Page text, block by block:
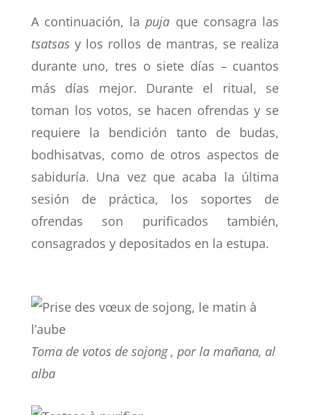
A continuación, la puja que consagra las
tsatsas y los rollos de mantras, se realiza
durante uno, tres o siete días – cuantos
más días mejor. Durante el ritual, se
toman los votos, se hacen ofrendas y se
requiere la bendición tanto de budas,
bodhisatvas, como de otros aspectos de
sabiduría. Una vez que acaba la última
sesión de práctica, los soportes de
ofrendas son purificados también,
consagrados y depositados en la estupa.
Toma de votos de sojong , por la mañana, al
alba